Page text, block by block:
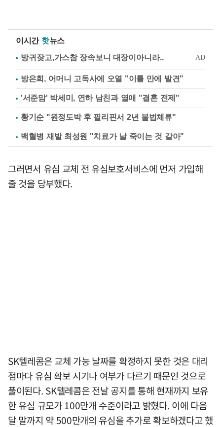
이시간 핫뉴스
방은희, 어머니 고독사에 오열 "이틀 만에 발견"
'서준맘' 박세미, 연하 남친과 열애 "결혼 전제"
황기순 "원정도박 후 필리핀서 2년 불법체류"
백혈병 재발 최성원 "치료가 날 죽이는 것 같아"
그러면서 유심 교체 전 유심보호서비스에 먼저 가입해
줄 것을 당부했다.
SK텔레콤은 교체 가능 날짜를 확정하지 못한 것은 대리
점마다 유심 확보 시기나 여부가 다르기 때문인 것으로
풀이된다. SK텔레콤은 전날 공지를 통해 현재까지 보유
한 유심 규모가 100만개 수준이라고 밝혔다. 이에 다음
달 말까지 약 500만개의 유심을 추가로 확보하겠다고 했